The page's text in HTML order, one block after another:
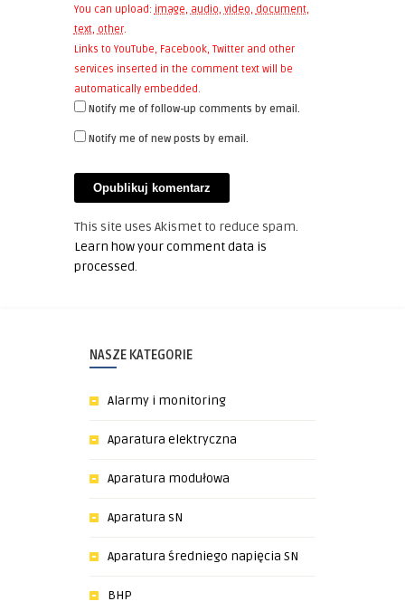
You can upload: image, audio, video, document,
text, other.
Links to YouTube, Facebook, Twitter and other
services inserted in the comment text will be
automatically embedded.
Notify me of follow-up comments by email.
Notify me of new posts by email.
This site uses Akismet to reduce spam.
Learn how your comment data is
processed.
NASZE KATEGORIE
Alarmy i monitoring
Aparatura elektryczna
Aparatura modułowa
Aparatura sN
Aparatura średniego napięcia SN
BHP